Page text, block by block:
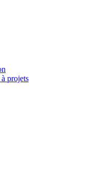
projets